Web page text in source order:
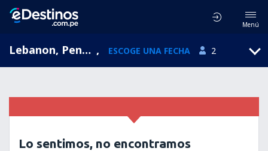
Menú
Lebanon, Pensilvania, Estados Unidos , ESCOGE UNA FECHA 2
Lo sentimos, no encontramos